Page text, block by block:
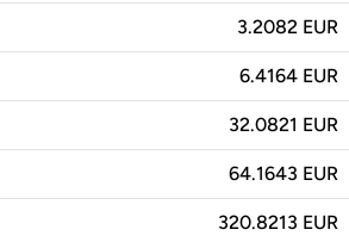
3.2082 EUR
6.4164 EUR
32.0821 EUR
64.1643 EUR
320.8213 EUR